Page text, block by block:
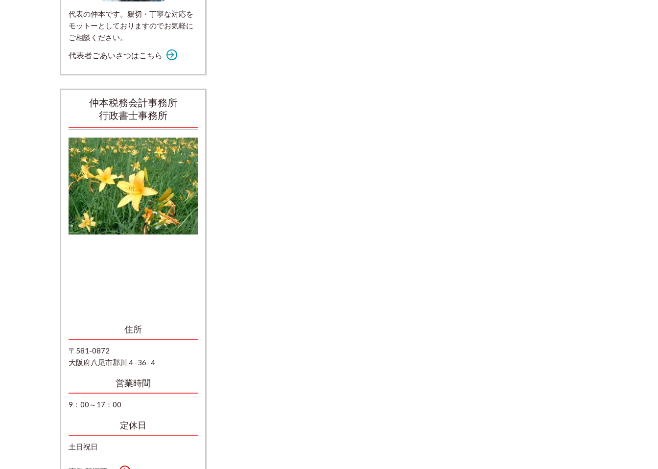
代表の仲本です。親切・丁寧な対応を
モットーとしておりますのでお気軽に
ご相談ください。
代表者ごあいさつはこちら
仲本税務会計事務所
行政書士事務所
住所
〒581-0872
大阪府八尾市郡川４-36-４
営業時間
9：00～17：00
定休日
土日祝日